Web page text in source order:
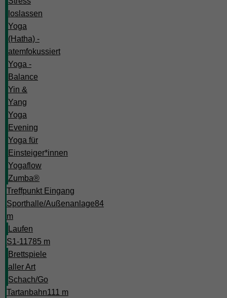
loslassen
Yoga
(Hatha) -
atemfokussiert
Yoga -
Balance
Yin &
Yang
Yoga
Evening
Yoga für
Einsteiger*innen
Yogaflow
Zumba®
Treffpunkt Eingang
Sporthalle/Außenanlage84
m
Laufen
S1-11785 m
Brettspiele
aller Art
Schach/Go
Tartanbahn111 m